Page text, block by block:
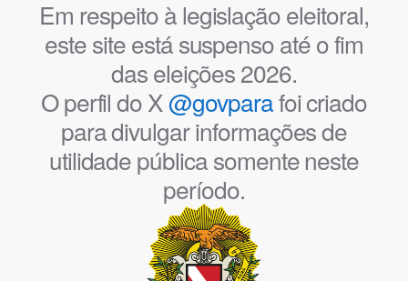
Em respeito à legislação eleitoral,
este site está suspenso até o fim
das eleições 2026.
O perfil do X@govparafoi criado
para divulgar informações de
utilidade pública somente neste
período.